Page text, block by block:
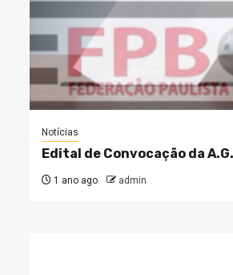
Notícias
Edital de Convocação da
1 ano ago admin